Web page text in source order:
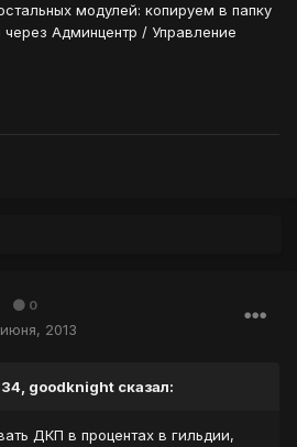
модулей: копируем в папку
Админцентр / Управление
0
2013
goodknight сказал:
ДКП в процентах в гильдии,